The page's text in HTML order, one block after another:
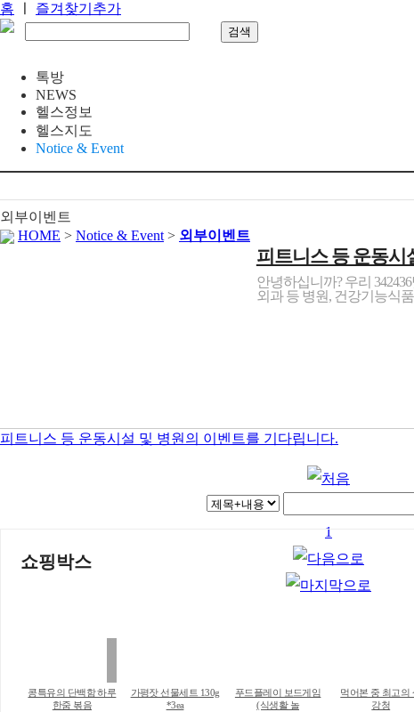
홈 즐겨찾기추가
톡방
NEWS
헬스정보
헬스지도
Notice & Event
외부이벤트
HOME > Notice & Event > 외부이벤트
피트니스 등 운동시
안녕하십니까? 우리
외과 등 병원, 건강기능식
피트니스 등 운동시설 및 병원의 이벤트를 기다립니다.
1
쇼핑박스
콩특유의 단백함 하루
한줌 볶음
가평잣 선물세트 130g
*3ea
푸드플레이 보드게임
(식생활 놀
먹어본 중 최고의
강청